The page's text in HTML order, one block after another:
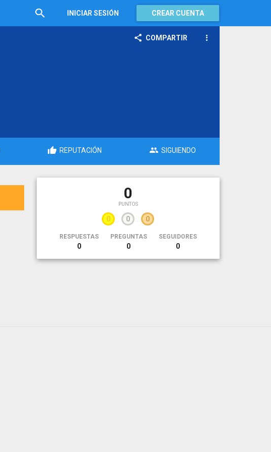
INICIAR SESIÓN CREAR CUENTA
COMPARTIR
REPUTACIÓN SIGUIENDO
0
PUNTOS
0 0 0
RESPUESTAS
0
PREGUNTAS
0
SEGUIDORES
0